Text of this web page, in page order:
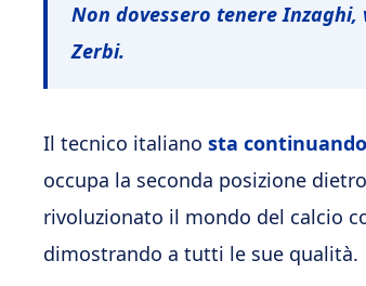
Non dovessero tenere
Zerbi.
Il tecnico italiano sta
occupa la seconda posizione
rivoluzionato il mondo del calcio
dimostrando a tutti le sue qualità.